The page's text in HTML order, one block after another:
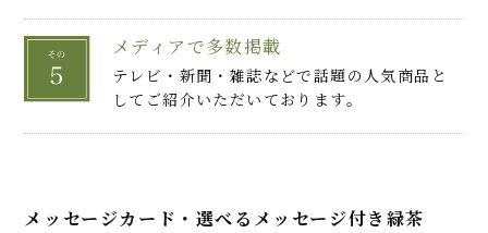
メディアで多数掲載
テレビ・新聞・雑誌などで話題の人気商品と
してご紹介いただいております。
メッセージカード・選べるメッセージ付き緑茶